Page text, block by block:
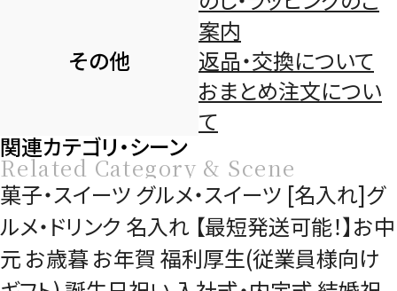
案内
その他
返品・交換について
おまとめ注文につい
て
関連カテゴリ・シーン
Related Category & Scene
菓子・スイーツ グルメ・スイーツ [名入れ]グ
ルメ・ドリンク 名入れ 【最短発送可能！】お中
元 お歳暮お年賀 福利厚生(従業員様向け